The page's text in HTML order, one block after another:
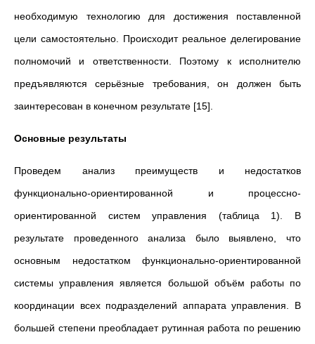
необходимую технологию для достижения поставленной
цели самостоятельно. Происходит реальное делегирование
полномочий и ответственности. Поэтому к исполнителю
предъявляются серьёзные требования, он должен быть
заинтересован в конечном результате [15].
Основные результаты
Проведем анализ преимуществ и недостатков
функционально-ориентированной и процессно-
ориентированной систем управления (таблица 1). В
результате проведенного анализа было выявлено, что
основным недостатком функционально-ориентированной
системы управления является большой объём работы по
координации всех подразделений аппарата управления. В
большей степени преобладает рутинная работа по решению